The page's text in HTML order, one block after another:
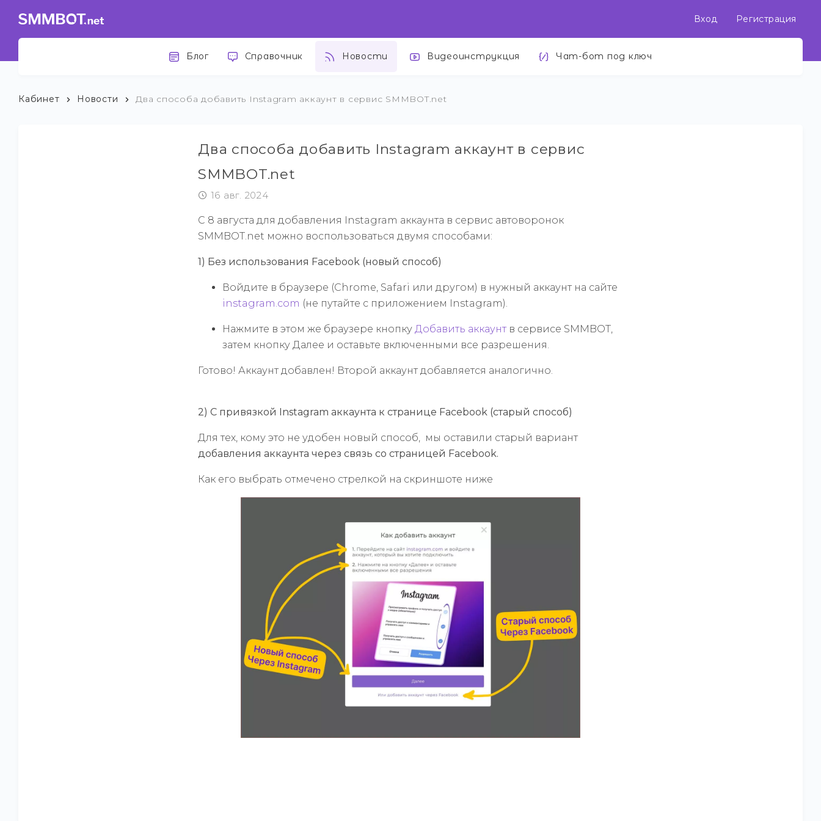
Вход Регистрация
Блог Справочник Новости Видеоинструкция Чат-бот под ключ
Кабинет Новости Два способа добавить Instagram аккаунт в сервис SMMBOT.net
Два способа добавить Instagram аккаунт в сервис
SMMBOT.net
16 авг. 2024
С 8 августа для добавления Instagram аккаунта в сервис автоворонок
SMMBOT.net можно воспользоваться двумя способами:
1) Без использования Facebook (новый способ)
Войдите в браузере (Chrome, Safari или другом) в нужный аккаунт на сайте
instagram.com (не путайте с приложением Instagram).
Нажмите в этом же браузере кнопкуДобавить аккаунтв сервисе SMMBOT,
затем кнопку Далее и оставьте включенными все разрешения.
Готово! Аккаунт добавлен! Второй аккаунт добавляется аналогично.
2) С привязкой Instagram аккаунта к странице Facebook (старый способ)
Для тех, кому это не удобен новый способ, мы оставили старый вариант
добавления аккаунта через связь со страницей Facebook.
Как его выбрать отмечено стрелкой на скриншоте ниже